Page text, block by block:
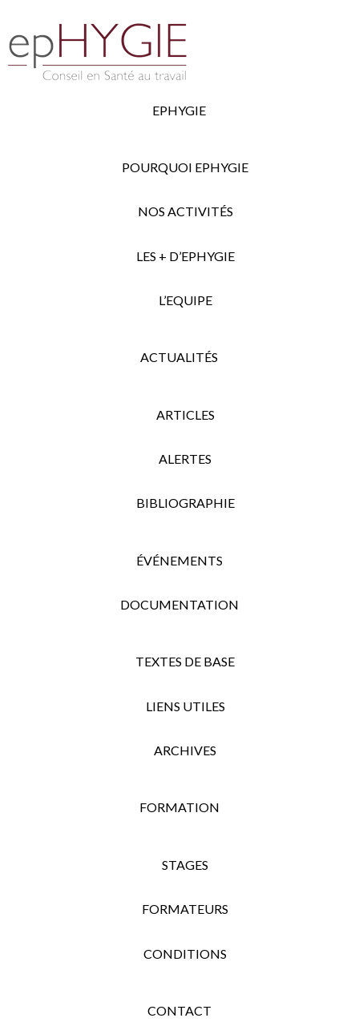
EPHYGIE
POURQUOI EPHYGIE
NOS ACTIVITÉS
LES + D’EPHYGIE
L’EQUIPE
ACTUALITÉS
ARTICLES
ALERTES
BIBLIOGRAPHIE
ÉVÉNEMENTS
DOCUMENTATION
TEXTES DE BASE
LIENS UTILES
ARCHIVES
FORMATION
STAGES
FORMATEURS
CONDITIONS
CONTACT